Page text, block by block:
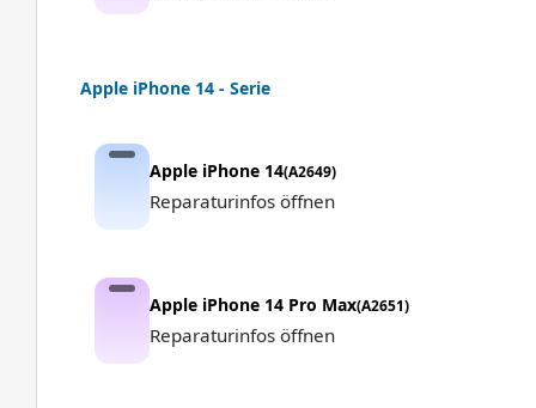
Apple iPhone 14 - Serie
Apple iPhone 14(A2649)
Reparaturinfos öffnen
Apple iPhone 14 Pro Max(A2651)
Reparaturinfos öffnen